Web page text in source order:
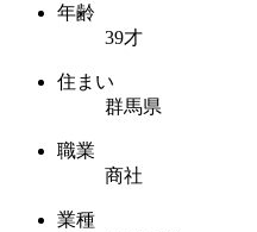
年齢
39才
住まい
群馬県
職業
商社
業種